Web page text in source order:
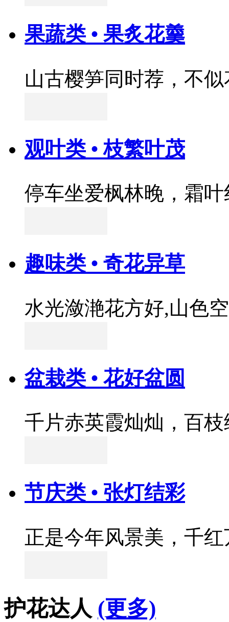
果蔬类 • 果炙花羹
山古樱笋同时荐，不
观叶类 • 枝繁叶茂
停车坐爱枫林晚，霜
趣味类 • 奇花异草
水光潋滟花方好,山色
盆栽类 • 花好盆圆
千片赤英霞灿灿，百
节庆类 • 张灯结彩
正是今年风景美，千
护花达人 (更多)